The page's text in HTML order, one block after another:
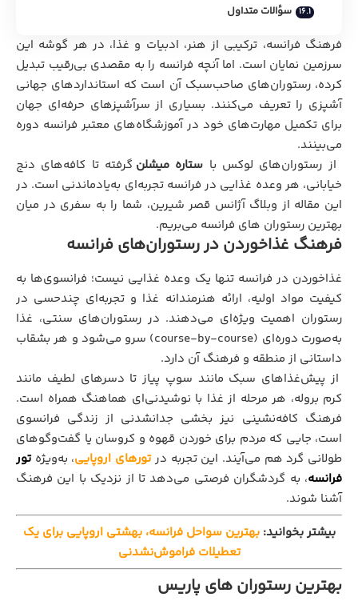
سؤالات متداول
فرهنگ فرانسه، ترکیبی از هنر، ادبیات و غذا، در هر گوشه این
سرزمین نمایان است. اما آنچه فرانسه را به مقصدی بی‌رقیب تبدیل
کرده، رستوران‌های صاحب‌سبک آن است که استانداردهای جهانی
آشپزی را تعریف می‌کنند. بسیاری از سرآشپزهای حرفه‌ای جهان
برای تکمیل مهارت‌های خود در آموزشگاه‌های معتبر فرانسه دوره
می‌بینند.
از رستوران‌های لوکس با ستاره میشلن گرفته تا کافه‌های دنج
خیابانی، هر وعده غذایی در فرانسه تجربه‌ای به‌یادماندنی است. در
این مقاله از وبلاگ آژانس قصر شیرین، شما را به سفری در میان
بهترین رستوران‌ های فرانسه می‌بریم.
فرهنگ غذاخوردن در رستوران‌های فرانسه
غذاخوردن در فرانسه تنها یک وعده غذایی نیست؛ فرانسوی‌ها به
کیفیت مواد اولیه، ارائه هنرمندانه غذا و تجربه‌ای چندحسی در
رستوران اهمیت ویژه‌ای می‌دهند. در رستوران‌های سنتی، غذا
به‌صورت دوره‌ای (course-by-course) سرو می‌شود و هر بشقاب
داستانی از منطقه و فرهنگ آن دارد.
از پیش‌غذاهای سبک مانند سوپ پیاز تا دسرهای لطیف مانند
کرم بروله، هر مرحله از غذا با نوشیدنی‌ای هماهنگ همراه است.
فرهنگ کافه‌نشینی نیز بخشی جدانشدنی از زندگی فرانسوی
است، جایی که مردم برای خوردن قهوه و کروسان یا گفت‌وگوهای
طولانی گرد هم می‌آیند. این تجربه درتورهای اروپایی، به‌ویژه تور
فرانسه، به گردشگران فرصتی می‌دهد تا از نزدیک با این فرهنگ
آشنا شوند.
بیشتر بخوانید:بهترین سواحل فرانسه، بهشتی اروپایی برای یک
تعطیلات فراموش‌نشدنی
بهترین رستوران‌ های پاریس